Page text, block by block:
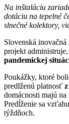
Na inštaláciu
dotáciu na tepelné
slnečné kolektory,
Slovenská
projekt
pandemickej
Poukážky, ktoré
predlženú platnosť
domácnosti majú
Predĺženie sa
týždňoch.